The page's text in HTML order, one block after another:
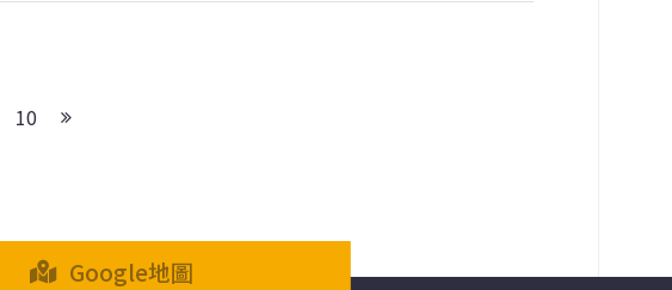
10
Google地圖